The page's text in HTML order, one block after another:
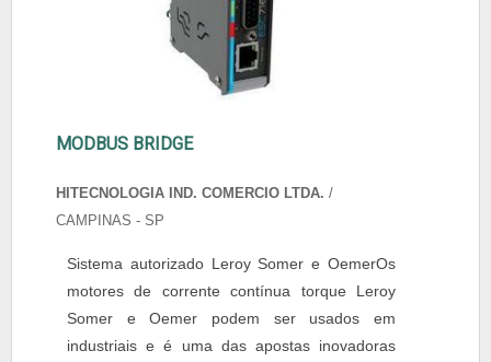
MODBUS BRIDGE
HITECNOLOGIA IND. COMERCIO LTDA. /
CAMPINAS - SP
Sistema autorizado Leroy Somer e OemerOs
motores de corrente contínua torque Leroy
Somer e Oemer podem ser usados em
industriais e é uma das apostas inovadoras